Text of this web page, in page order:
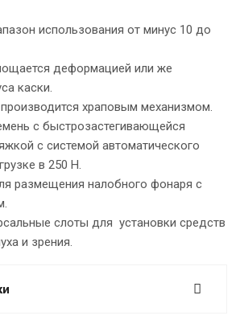
использования от минус 10 до
деформацией или же
каски.
храповым механизмом.
с быстрозастегивающейся
с системой автоматического
в 250 Н.
размещения налобного фонаря с
слоты для установки средств
и зрения.